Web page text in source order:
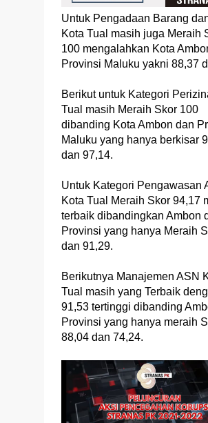
Untuk Pengadaan Barang
Kota Tual masih juga Meraih
100 mengalahkan Kota
Provinsi Maluku yakni 88,37
Berikut untuk Kategori
Tual masih Meraih Skor 100
dibanding Kota Ambon dan
Maluku yang hanya berkisar
dan 97,14.
Untuk Kategori Pengawasan
Kota Tual Meraih Skor 94,17
terbaik dibandingkan Ambon
Provinsi yang hanya Meraih
dan 91,29.
Berikutnya Manajemen ASN
Tual masih yang Terbaik
91,53 tertinggi dibanding
Provinsi yang hanya meraih
88,04 dan 74,24.